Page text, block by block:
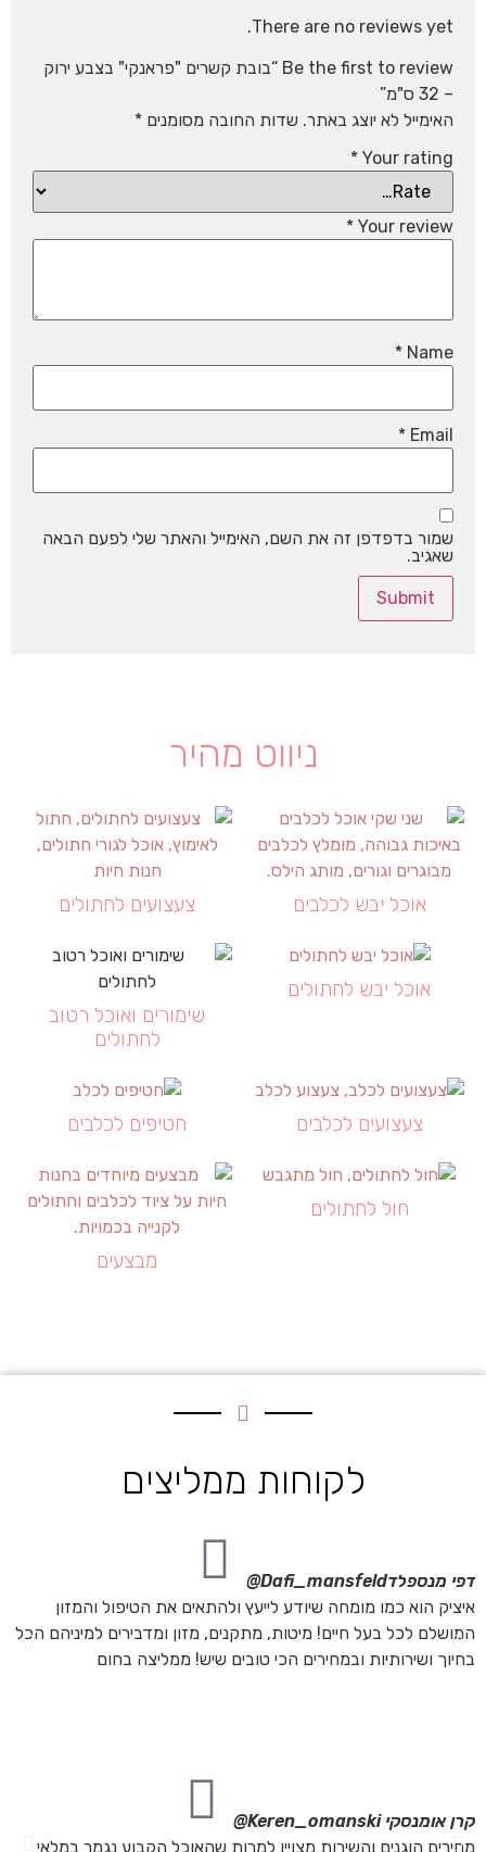
There are no reviews yet.
Be the first to review “בובת קשרים "פראנקי" בצבע ירוק
– 32 ס"מ”
האימייל לא יוצג באתר. שדות החובה מסומנים *
Your rating
*
Your review
*
Name
*
Email
*
שמור בדפדפן זה את השם, האימייל והאתר שלי לפעם הבאה
שאגיב.
ניווט מהיר
אוכל יבש לכלבים צעצועים לחתולים
אוכל יבש לחתולים
שימורים ואוכל רטוב
לחתולים
צעצועים לכלבים חטיפים לכלבים
חול לחתולים
מבצעים
לקוחות ממליצים
דפי מנספלדDafi_mansfeld@
איציק הוא כמו מומחה שיודע לייעץ ולהתאים את הטיפול והמזון
המושלם לכל בעל חיים! מיטות, מתקנים, מזון ומדבירים למיניהם הכל
בחיוך ושירותיות ובמחירים הכי טובים שיש! ממליצה בחום
קרן אומנסקיKeren_omanski@
מחירים הוגנים והשירות מצויין למרות שהאוכל הקבוע נגמר במלאי